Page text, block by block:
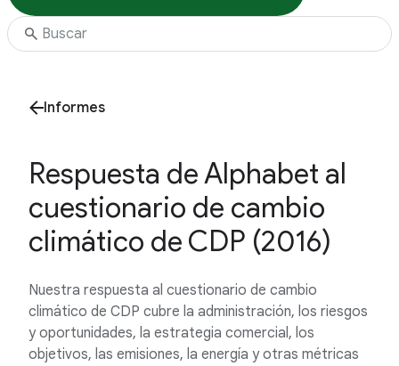
Informes
Respuesta de Alphabet al
cuestionario de cambio
climático de CDP (2016)
Nuestra respuesta al cuestionario de cambio
climático de CDP cubre la administración, los riesgos
y oportunidades, la estrategia comercial, los
objetivos, las emisiones, la energía y otras métricas